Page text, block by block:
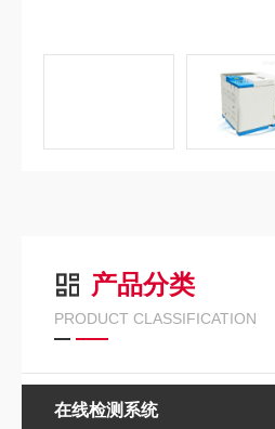
产品分类
PRODUCT CLASSIFICATION
在线检测系统